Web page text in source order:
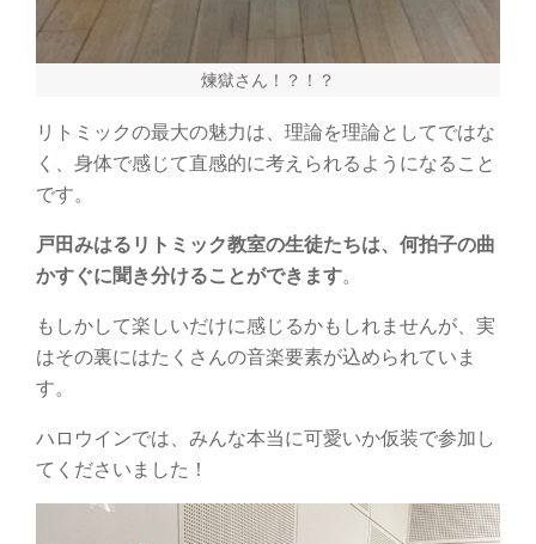
煉獄さん！？！？
リトミックの最大の魅力は、理論を理論としてではな
く、身体で感じて直感的に考えられるようになること
です。
戸田みはるリトミック教室の生徒たちは、何拍子の曲
かすぐに聞き分けることができます。
もしかして楽しいだけに感じるかもしれませんが、実
はその裏にはたくさんの音楽要素が込められていま
す。
ハロウインでは、みんな本当に可愛いか仮装で参加し
てくださいました！